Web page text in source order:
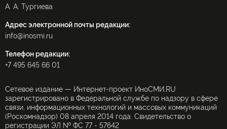
А. А. Тургиева
Адрес электронной почты редакции:
info@inosmi.ru
Телефон редакции:
+7 495 645 66 01
Сетевое издание — Интернет-проект ИноСМИ.RU
зарегистрировано в Федеральной службе по надзору в сфере
связи, информационных технологий и массовых коммуникаций
(Роскомнадзор) 08 апреля 2014 года. Свидетельство о
регистрации ЭЛ № ФС 77 - 57642